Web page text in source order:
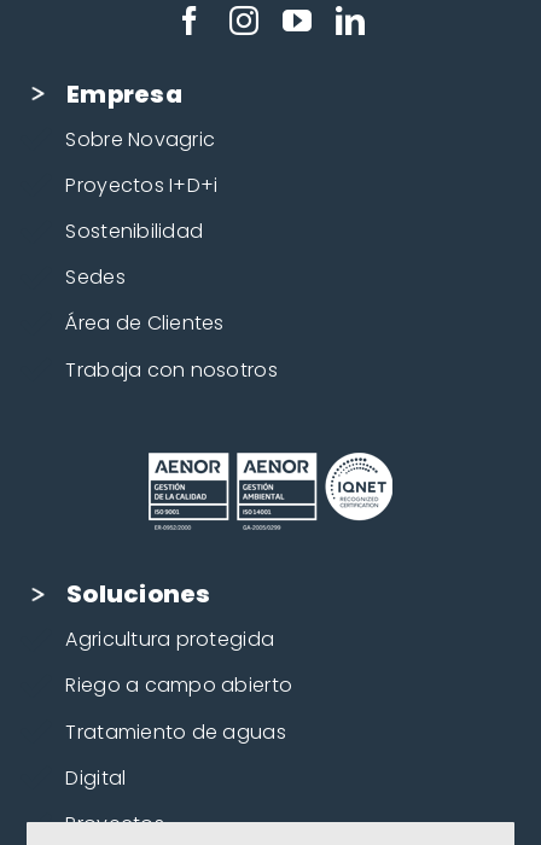
Empresa
Sobre Novagric
Proyectos I+D+i
Sostenibilidad
Sedes
Área de Clientes
Trabaja con nosotros
Soluciones
Agricultura protegida
Riego a campo abierto
Tratamiento de aguas
Digital
Proyectos